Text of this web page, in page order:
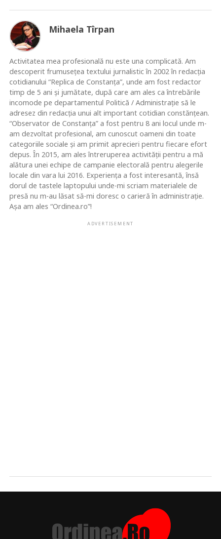
Mihaela Tîrpan
Activitatea mea profesională nu este una complicată. Am
descoperit frumusețea textului jurnalistic în 2002 în redacția
cotidianului “Replica de Constanța”, unde am fost redactor
timp de 5 ani și jumătate, după care am ales ca întrebările
incomode pe departamentul Politică / Administrație să le
adresez din redacția unui alt important cotidian constănțean.
“Observator de Constanța” a fost pentru 8 ani locul unde m-
am dezvoltat profesional, am cunoscut oameni din toate
categoriile sociale și am primit aprecieri pentru fiecare efort
depus. În 2015, am ales întreruperea activității pentru a mă
alătura unei echipe de campanie electorală pentru alegerile
locale din vara lui 2016. Experiența a fost interesantă, însă
dorul de tastele laptopului unde-mi scriam materialele de
presă nu m-au lăsat să-mi doresc o carieră în administrație.
Așa am ales “Ordinea.ro”!
ADVERTISEMENT